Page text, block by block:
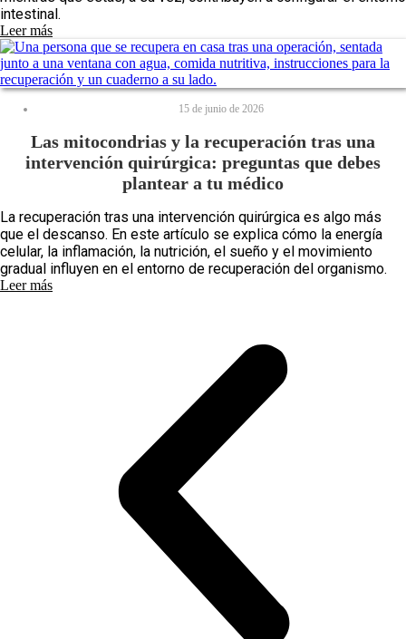
intestinal.
Leer más
15 de junio de 2026
Las mitocondrias y la recuperación tras una
intervención quirúrgica: preguntas que debes
plantear a tu médico
La recuperación tras una intervención quirúrgica es algo más
que el descanso. En este artículo se explica cómo la energía
celular, la inflamación, la nutrición, el sueño y el movimiento
gradual influyen en el entorno de recuperación del organismo.
Leer más